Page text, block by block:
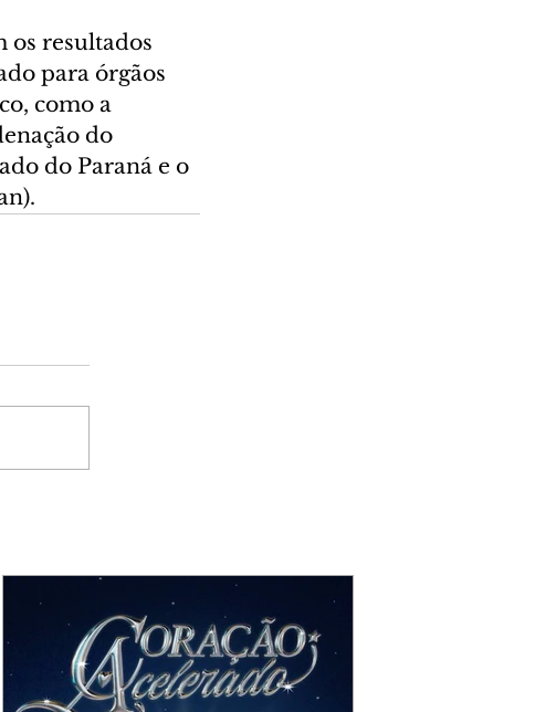
os resultados
para órgãos
como a
do
do Paraná e o